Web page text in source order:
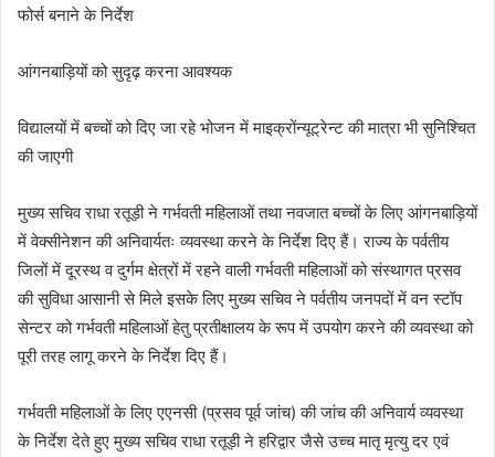
फोर्स बनाने के निर्देश
आंगनबाड़ियों को सुदृढ़ करना आवश्यक
विद्यालयों में बच्चों को दिए जा रहे भोजन में माइक्रोंन्यूट्रेन्ट की मात्रा भी सुनिश्चित
की जाएगी
मुख्य सचिव राधा रतूड़ी ने गर्भवती महिलाओं तथा नवजात बच्चों के लिए आंगनबाड़ियों
में वेक्सीनेशन की अनिवार्यतः व्यवस्था करने के निर्देश दिए हैं। राज्य के पर्वतीय
जिलों में दूरस्थ व दुर्गम क्षेत्रों में रहने वाली गर्भवती महिलाओं को संस्थागत प्रसव
की सुविधा आसानी से मिले इसके लिए मुख्य सचिव ने पर्वतीय जनपदों में वन स्टॉप
सेन्टर को गर्भवती महिलाओं हेतु प्रतीक्षालय के रूप में उपयोग करने की व्यवस्था को
पूरी तरह लागू करने के निर्देश दिए हैं।
गर्भवती महिलाओं के लिए एएनसी (प्रसव पूर्व जांच) की जांच की अनिवार्य व्यवस्था
के निर्देश देते हुए मुख्य सचिव राधा रतूड़ी ने हरिद्वार जैसे उच्च मातृ मृत्यु दर एवं